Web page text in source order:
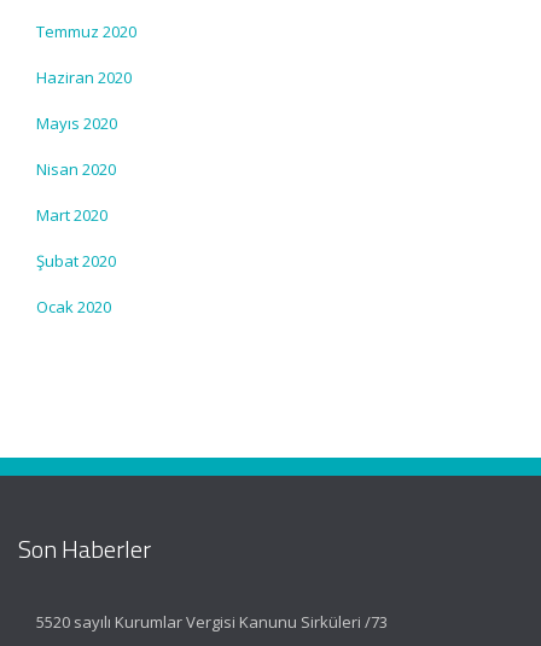
Temmuz 2020
Haziran 2020
Mayıs 2020
Nisan 2020
Mart 2020
Şubat 2020
Ocak 2020
Son Haberler
5520 sayılı Kurumlar Vergisi Kanunu Sirküleri /73